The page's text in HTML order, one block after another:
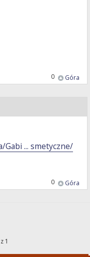
Góra
0
... smetyczne/
Góra
0
z 1